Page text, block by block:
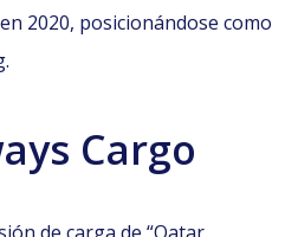
2020, posicionándose como
Cargo